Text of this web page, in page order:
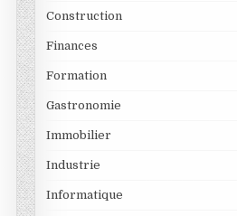
Construction
Finances
Formation
Gastronomie
Immobilier
Industrie
Informatique